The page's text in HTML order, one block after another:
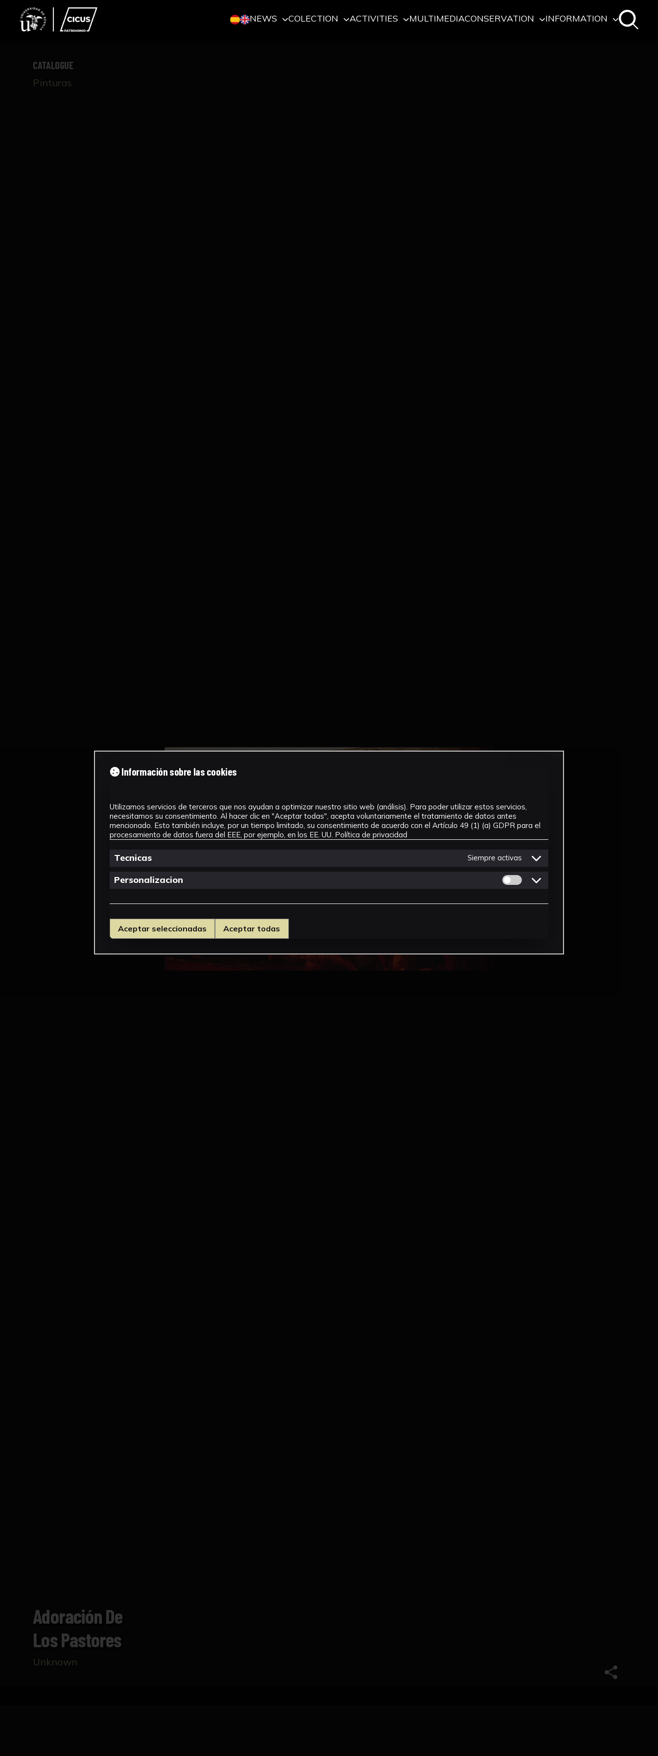
NEWS COLECTION ACTIVITIES MULTIMEDIACONSERVATION INFORMATION
CATALOGUE
Pinturas
Adoración De
Los Pastores
Unknown
Información sobre las cookies
Utilizamos servicios de terceros que nos ayudan a optimizar nuestro sitio web (análisis). Para poder utilizar estos servicios,
necesitamos su consentimiento. Al hacer clic en "Aceptar todas", acepta voluntariamente el tratamiento de datos antes
mencionado. Esto también incluye, por un tiempo limitado, su consentimiento de acuerdo con el Artículo 49 (1) (a) GDPR para el
procesamiento de datos fuera del EEE, por ejemplo, en los EE. UU. Política de privacidad
Tecnicas Siempre activas
Personalizacion Permitir cookies de Personalizacion
Aceptar seleccionadas Aceptar todas